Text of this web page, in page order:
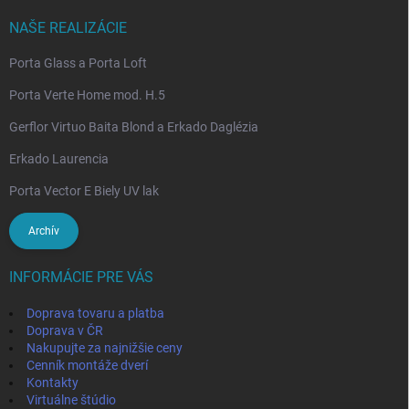
NAŠE REALIZÁCIE
Porta Glass a Porta Loft
Porta Verte Home mod. H.5
Gerflor Virtuo Baita Blond a Erkado Daglézia
Erkado Laurencia
Porta Vector E Biely UV lak
Archív
INFORMÁCIE PRE VÁS
Doprava tovaru a platba
Doprava v ČR
Nakupujte za najnižšie ceny
Cenník montáže dverí
Kontakty
Virtuálne štúdio